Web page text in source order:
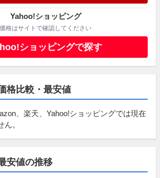
Yahoo!ショッピング
価格はサイトで確認してください
ショッピングで探す
格比較・最安値
、楽天、Yahoo!ショッピングでは現在
。
安値の推移